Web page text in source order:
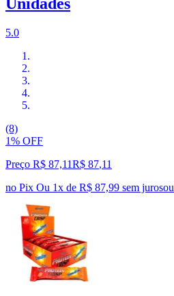
5.0
(8)
1% OFF
Preço R$ 87,11R$ 87,11
no Pix Ou 1x de R$ 87,99 sem jurosou